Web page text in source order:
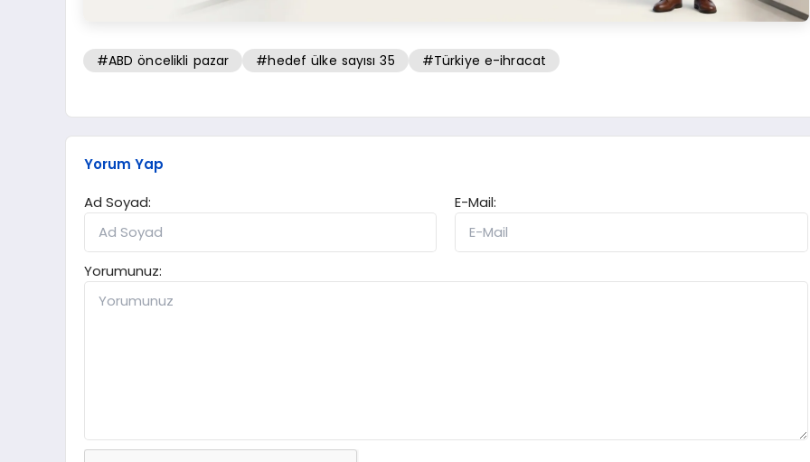
#ABD öncelikli pazar #hedef ülke sayısı 35 #Türkiye e-ihracat
Yorum Yap
Ad Soyad:
E-Mail:
Yorumunuz: